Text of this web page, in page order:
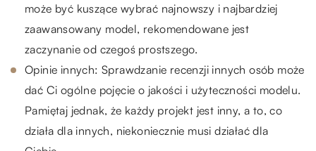
może być kuszące wybrać najnowszy i najbardziej
zaawansowany model, rekomendowane jest
zaczynanie od czegoś prostszego.
Opinie innych: Sprawdzanie recenzji innych osób może
dać Ci ogólne pojęcie o jakości i użyteczności modelu.
Pamiętaj jednak, że każdy projekt jest inny, a to, co
działa dla innych, niekoniecznie musi działać dla